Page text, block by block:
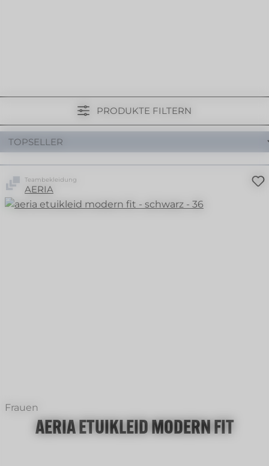
PRODUKTE FILTERN
Teambekleidung
AERIA
Frauen
AERIA ETUIKLEID MODERN FIT